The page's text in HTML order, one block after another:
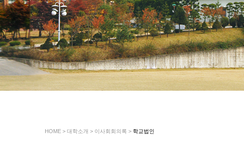
HOME > 대학소개 > 이사회회의록 > 학교법인